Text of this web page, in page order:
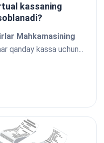
kassaning
Mahkamasining
qanday kassa uchun...